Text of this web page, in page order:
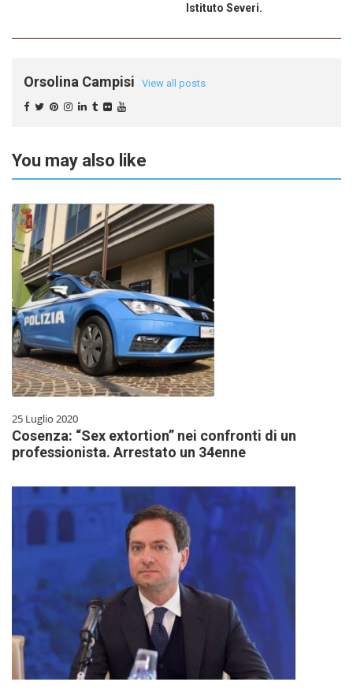
Istituto Severi.
Orsolina Campisi View all posts
You may also like
25 Luglio 2020
Cosenza: “Sex extortion” nei confronti di un
professionista. Arrestato un 34enne